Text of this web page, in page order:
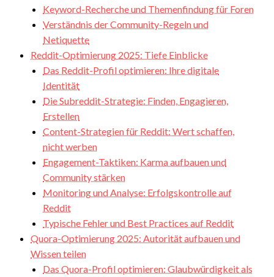
Keyword-Recherche und Themenfindung für Foren
Verständnis der Community-Regeln und
Netiquette
Reddit-Optimierung 2025: Tiefe Einblicke
Das Reddit-Profil optimieren: Ihre digitale
Identität
Die Subreddit-Strategie: Finden, Engagieren,
Erstellen
Content-Strategien für Reddit: Wert schaffen,
nicht werben
Engagement-Taktiken: Karma aufbauen und
Community stärken
Monitoring und Analyse: Erfolgskontrolle auf
Reddit
Typische Fehler und Best Practices auf Reddit
Quora-Optimierung 2025: Autorität aufbauen und
Wissen teilen
Das Quora-Profil optimieren: Glaubwürdigkeit als